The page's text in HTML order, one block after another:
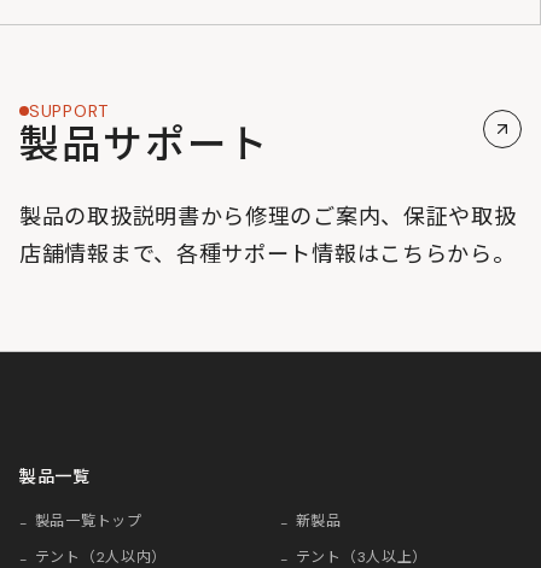
SUPPORT
製品サポート
製品の取扱説明書から修理のご案内、保証や取扱
店舗情報まで、各種サポート情報はこちらから。
製品一覧
製品一覧トップ
新製品
テント（2人以内）
テント（3人以上）